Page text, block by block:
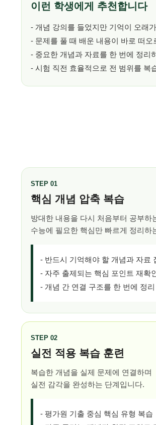
이런 학생에게 추천합니다
- 개념 강의를 들었지만 기억이 오래
- 문제를 풀 때 배운 내용이 바로 떠오
- 중요한 개념과 자료를 한 번에 정리
- 시험 직전 효율적으로 전 범위를 복
STEP 01
핵심 개념 압축 복습
방대한 내용을 다시 처음부터 공부하
수능에 필요한 핵심만 빠르게 정리하
- 반드시 기억해야 할 개념과 자료
- 자주 출제되는 핵심 포인트 재확
- 개념 간 연결 구조를 한 번에 정리
STEP 02
실전 적용 복습 훈련
복습한 개념을 실제 문제에 연결하며
실전 감각을 완성하는 단계입니다.
- 평가원 기출 중심 핵심 유형 복습